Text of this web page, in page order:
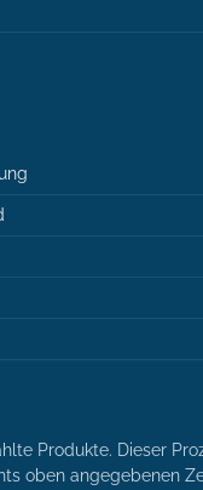
Produkte. Dieser
oben angegebenen